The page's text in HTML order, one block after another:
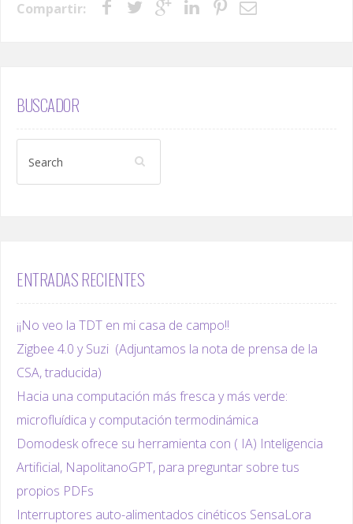
Compartir:
BUSCADOR
ENTRADAS RECIENTES
¡¡No veo la TDT en mi casa de campo!!
Zigbee 4.0 y Suzi (Adjuntamos la nota de prensa de la
CSA, traducida)
Hacia una computación más fresca y más verde:
microfluídica y computación termodinámica
Domodesk ofrece su herramienta con ( IA) Inteligencia
Artificial, NapolitanoGPT, para preguntar sobre tus
propios PDFs
Interruptores auto-alimentados cinéticos SensaLora